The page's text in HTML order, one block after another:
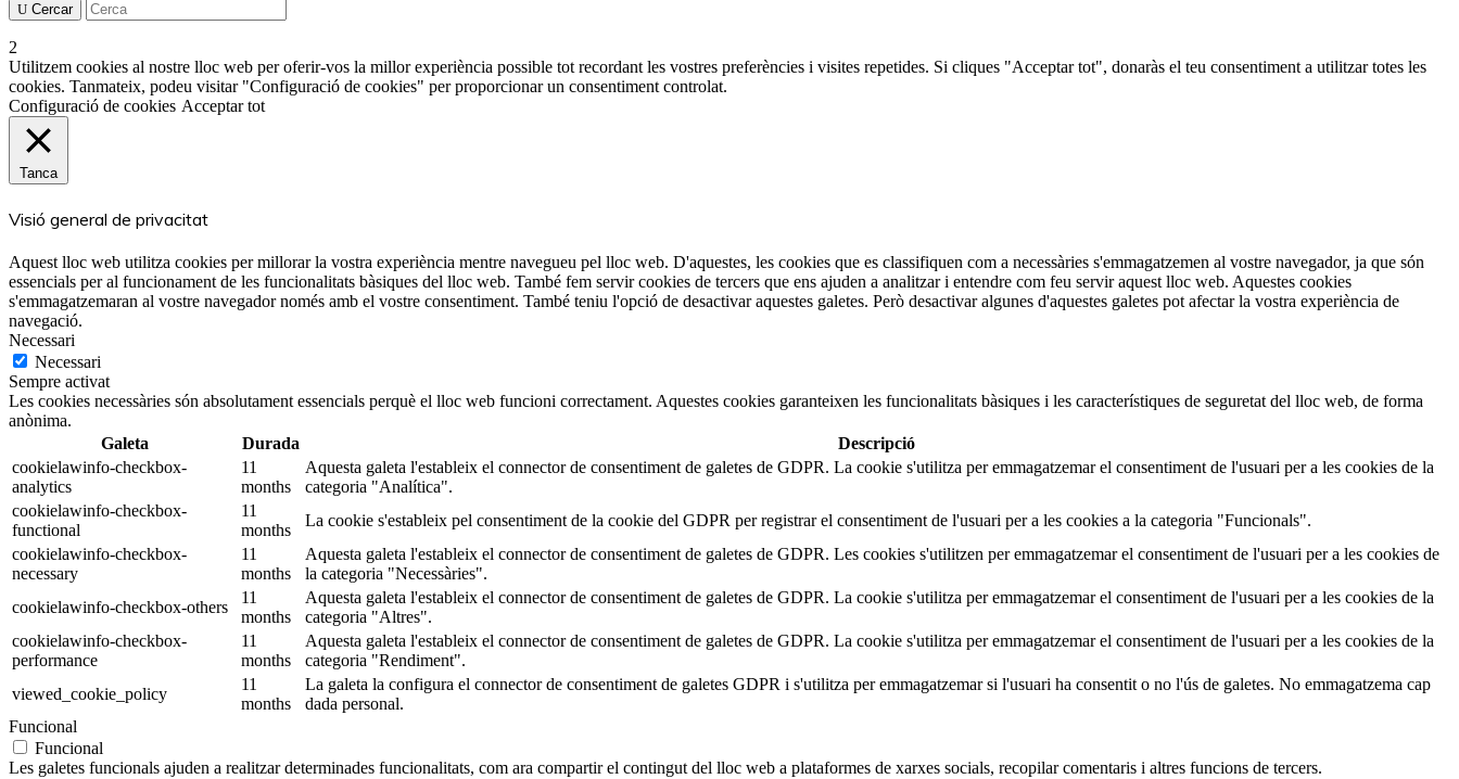
Segueix-nos a Instagram
Cercar
Utilitzem cookies al nostre lloc web per oferir-vos la millor experiència possible tot recordant les vostres preferències i visites repetides. Si cliques "Acceptar tot", donaràs el teu consentiment a utilitzar totes les
cookies. Tanmateix, podeu visitar "Configuració de cookies" per proporcionar un consentiment controlat.
Configuració de cookies Acceptar tot
Tanca
Visió general de privacitat
Aquest lloc web utilitza cookies per millorar la vostra experiència mentre navegueu pel lloc web. D'aquestes, les cookies que es classifiquen com a necessàries s'emmagatzemen al vostre navegador, ja que són
essencials per al funcionament de les funcionalitats bàsiques del lloc web. També fem servir cookies de tercers que ens ajuden a analitzar i entendre com feu servir aquest lloc web. Aquestes cookies
s'emmagatzemaran al vostre navegador només amb el vostre consentiment. També teniu l'opció de desactivar aquestes galetes. Però desactivar algunes d'aquestes galetes pot afectar la vostra experiència de
navegació.
Necessari
Necessari
Sempre activat
Les cookies necessàries són absolutament essencials perquè el lloc web funcioni correctament. Aquestes cookies garanteixen les funcionalitats bàsiques i les característiques de seguretat del lloc web, de forma
anònima.
Galeta
Durada
Descripció
cookielawinfo-checkbox-
analytics
11
months
Aquesta galeta l'estableix el connector de consentiment de galetes de GDPR. La cookie s'utilitza per emmagatzemar el consentiment de l'usuari per a les cookies de la
categoria "Analítica".
cookielawinfo-checkbox-
functional
11
months
La cookie s'estableix pel consentiment de la cookie del GDPR per registrar el consentiment de l'usuari per a les cookies a la categoria "Funcionals".
cookielawinfo-checkbox-
necessary
11
months
Aquesta galeta l'estableix el connector de consentiment de galetes de GDPR. Les cookies s'utilitzen per emmagatzemar el consentiment de l'usuari per a les cookies de
la categoria "Necessàries".
cookielawinfo-checkbox-others
11
months
Aquesta galeta l'estableix el connector de consentiment de galetes de GDPR. La cookie s'utilitza per emmagatzemar el consentiment de l'usuari per a les cookies de la
categoria "Altres".
cookielawinfo-checkbox-
performance
11
months
Aquesta galeta l'estableix el connector de consentiment de galetes de GDPR. La cookie s'utilitza per emmagatzemar el consentiment de l'usuari per a les cookies de la
categoria "Rendiment".
viewed_cookie_policy
11
months
La galeta la configura el connector de consentiment de galetes GDPR i s'utilitza per emmagatzemar si l'usuari ha consentit o no l'ús de galetes. No emmagatzema cap
dada personal.
Funcional
Funcional
Les galetes funcionals ajuden a realitzar determinades funcionalitats, com ara compartir el contingut del lloc web a plataformes de xarxes socials, recopilar comentaris i altres funcions de tercers.